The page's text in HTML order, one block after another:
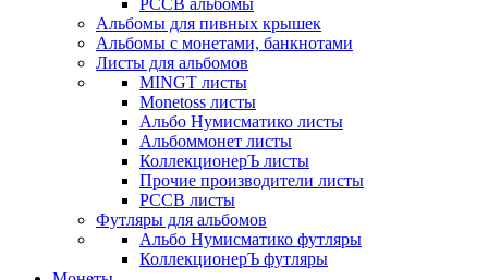
РССВ альбомы
Альбомы для пивных крышек
Альбомы с монетами, банкнотами
Листы для альбомов
MINGT листы
Monetoss листы
Альбо Нумисматико листы
Альбоммонет листы
КоллекционерЪ листы
Прочие производители листы
РССВ листы
Футляры для альбомов
Альбо Нумисматико футляры
КоллекционерЪ футляры